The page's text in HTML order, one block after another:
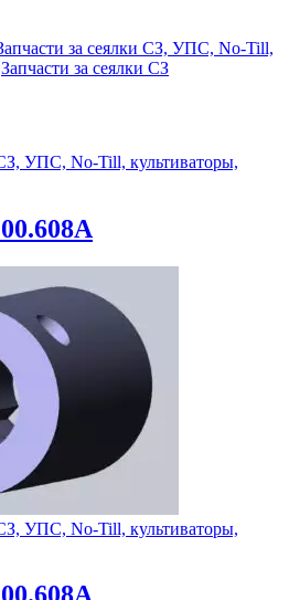
за сеялки СЗ, УПС, No-Till,
Запчасти за сеялки СЗ
УПС, No-Till, культиваторы,
УПС, No-Till, культиваторы,